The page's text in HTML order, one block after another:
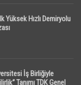
Yüksek Hızlı Demiryolu
İş Birliğiyle
Tanımı TDK Genel